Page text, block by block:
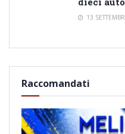
13
Raccomandati